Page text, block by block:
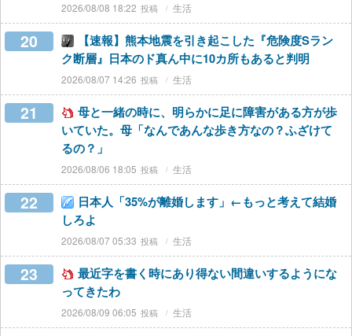
2026/08/08 18:22 生活
20
【速報】熊本地震を引き起こした『危険度Sラン
ク断層』日本のド真ん中に10カ所もあると判明
2026/08/07 14:26 生活
21
母と一緒の時に、明らかに足に障害がある方が歩
いていた。母「なんであんな歩き方なの？ふざけて
るの？」
2026/08/06 18:05 生活
22
日本人「35%が離婚します」←もっと考えて結婚
しろよ
2026/08/07 05:33 生活
23
最近字を書く時にあり得ない間違いするようにな
ってきたわ
2026/08/09 06:05 生活